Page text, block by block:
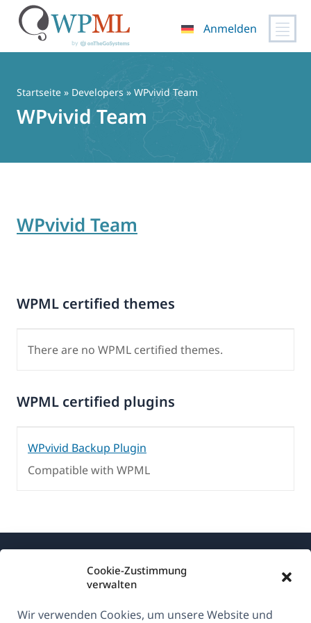
Cookie-Zustimmung
verwalten
Wir verwenden Cookies, um unsere Website und
springen
Anmelden
Startseite » Developers » WPvivid Team
WPvivid Team
WPvivid Team
WPML certified themes
There are no WPML certified themes.
WPML certified plugins
WPvivid Backup Plugin
Compatible with WPML